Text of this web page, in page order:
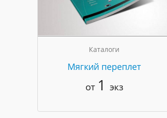
Каталоги
Мягкий переплет
от 1 экз